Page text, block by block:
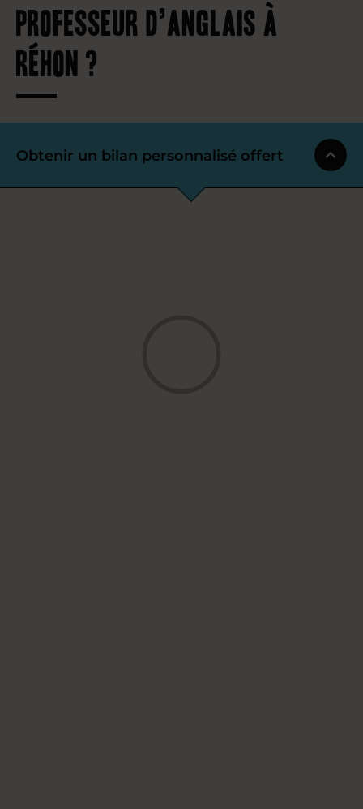
professeur d’anglais à
Réhon ?
Obtenir un bilan personnalisé offert